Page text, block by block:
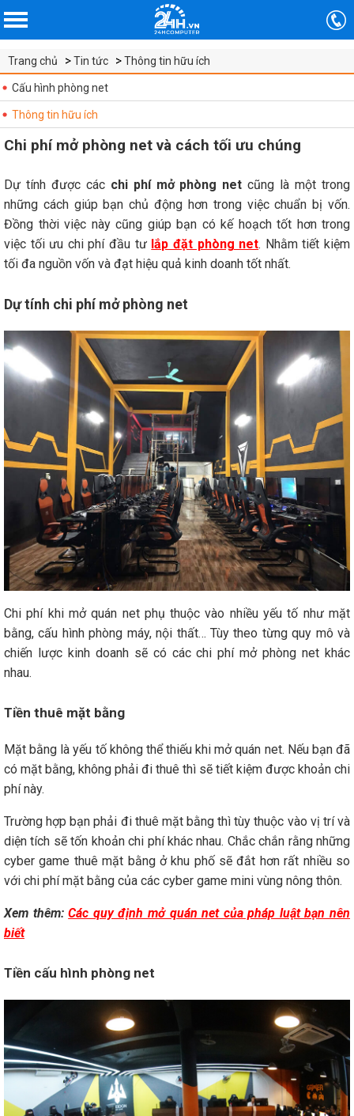
Trang chủ Tin tức Thông tin hữu ích
Cấu hình phòng net
Thông tin hữu ích
Chi phí mở phòng net và cách tối ưu chúng
Dự tính được các chi phí mở phòng net cũng là một trong
những cách giúp bạn chủ động hơn trong việc chuẩn bị vốn.
Đồng thời việc này cũng giúp bạn có kế hoạch tốt hơn trong
việc tối ưu chi phí đầu tư lắp đặt phòng net. Nhằm tiết kiệm
tối đa nguồn vốn và đạt hiệu quả kinh doanh tốt nhất.
Dự tính chi phí mở phòng net
Chi phí khi mở quán net phụ thuộc vào nhiều yếu tố như mặt
bằng, cấu hình phòng máy, nội thất… Tùy theo từng quy mô và
chiến lược kinh doanh sẽ có các chi phí mở phòng net khác
nhau.
Tiền thuê mặt bằng
Mặt bằng là yếu tố không thể thiếu khi mở quán net. Nếu bạn đã
có mặt bằng, không phải đi thuê thì sẽ tiết kiệm được khoản chi
phí này.
Trường hợp bạn phải đi thuê mặt bằng thì tùy thuộc vào vị trí và
diện tích sẽ tốn khoản chi phí khác nhau. Chắc chắn rằng những
cyber game thuê mặt bằng ở khu phố sẽ đắt hơn rất nhiều so
với chi phí mặt bằng của các cyber game mini vùng nông thôn.
Xem thêm:Các quy định mở quán net của pháp luật bạn nên
biết
Tiền cấu hình phòng net